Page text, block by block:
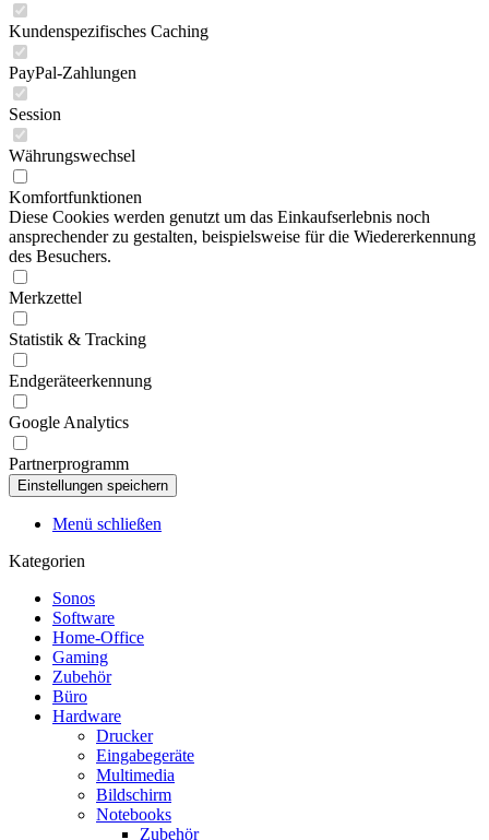
Kundenspezifisches Caching
PayPal-Zahlungen
Session
Währungswechsel
Komfortfunktionen
Diese Cookies werden genutzt um das Einkaufserlebnis noch
ansprechender zu gestalten, beispielsweise für die Wiedererkennung
des Besuchers.
Merkzettel
Statistik & Tracking
Endgeräteerkennung
Google Analytics
Partnerprogramm
Menü schließen
Kategorien
Sonos
Software
Home-Office
Gaming
Zubehör
Büro
Hardware
Drucker
Eingabegeräte
Multimedia
Bildschirm
Notebooks
Zubehör